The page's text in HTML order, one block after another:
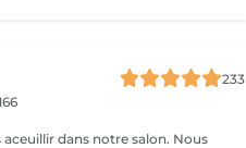
233
dans notre salon. Nous